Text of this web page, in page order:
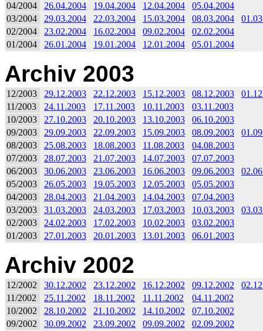
04/2004
26.04.2004 19.04.2004 12.04.2004
05.04.2004
03/2004
29.03.2004 22.03.2004 15.03.2004 08.03.2004
02/2004
23.02.2004 16.02.2004 09.02.2004
02.02.2004
01/2004
26.01.2004 19.01.2004 12.01.2004 05.01.2004
Archiv 2003
12/2003 29.12.2003 22.12.2003 15.12.2003 08.12.2003
11/2003
24.11.2003 17.11.2003 10.11.2003
03.11.2003
10/2003
27.10.2003 20.10.2003 13.10.2003
06.10.2003
09/2003
29.09.2003 22.09.2003 15.09.2003 08.09.2003
08/2003
25.08.2003 18.08.2003 11.08.2003
04.08.2003
07/2003
28.07.2003 21.07.2003 14.07.2003
07.07.2003
06/2003
30.06.2003 23.06.2003 16.06.2003 09.06.2003
05/2003
26.05.2003 19.05.2003 12.05.2003
05.05.2003
04/2003
28.04.2003 21.04.2003 14.04.2003
07.04.2003
03/2003
31.03.2003 24.03.2003 17.03.2003 10.03.2003
02/2003
24.02.2003 17.02.2003 10.02.2003
03.02.2003
01/2003
27.01.2003 20.01.2003 13.01.2003 06.01.2003
Archiv 2002
12/2002 30.12.2002 23.12.2002 16.12.2002 09.12.2002
11/2002
25.11.2002 18.11.2002 11.11.2002
04.11.2002
10/2002
28.10.2002 21.10.2002 14.10.2002
07.10.2002
09/2002
30.09.2002 23.09.2002 09.09.2002
02.09.2002